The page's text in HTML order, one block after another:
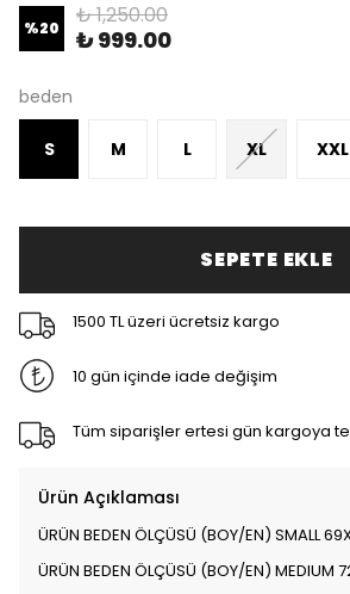
%20 ₺ 1,250.00
₺ 999.00
beden
S M L XL XXL
SEPETE EKLE
1500 TL üzeri ücretsiz kargo
10 gün içinde iade değişim
Tüm siparişler ertesi gün kargoya
Ürün Açıklaması
ÜRÜN BEDEN ÖLÇÜSÜ (BOY/EN) SMALL
ÜRÜN BEDEN ÖLÇÜSÜ (BOY/EN) MEDIUM